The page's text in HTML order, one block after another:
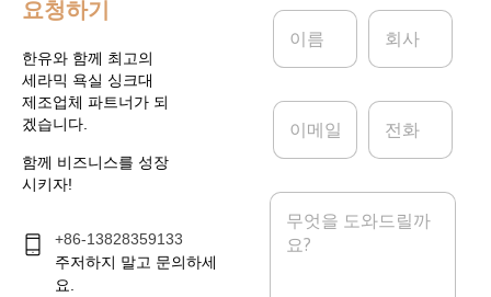
요청하기
한유와 함께 최고의
세라믹 욕실 싱크대
제조업체 파트너가 되
겠습니다.
함께 비즈니스를 성장
시키자!
+86-13828359133
주저하지 말고 문의하세
요.
이
*
회
이
일
전
메